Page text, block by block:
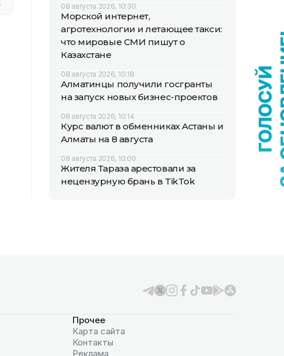
08 августа 2026, 10:30
Морской интернет,
агротехнологии и летающее такси:
что мировые СМИ пишут о
Казахстане
08 августа 2026, 10:18
Алматинцы получили госгранты
на запуск новых бизнес-проектов
08 августа 2026, 10:14
Курс валют в обменниках Астаны и
Алматы на 8 августа
08 августа 2026, 10:00
Жителя Тараза арестовали за
нецензурную брань в TikTok
Прочее
Карта сайта
Контакты
Реклама